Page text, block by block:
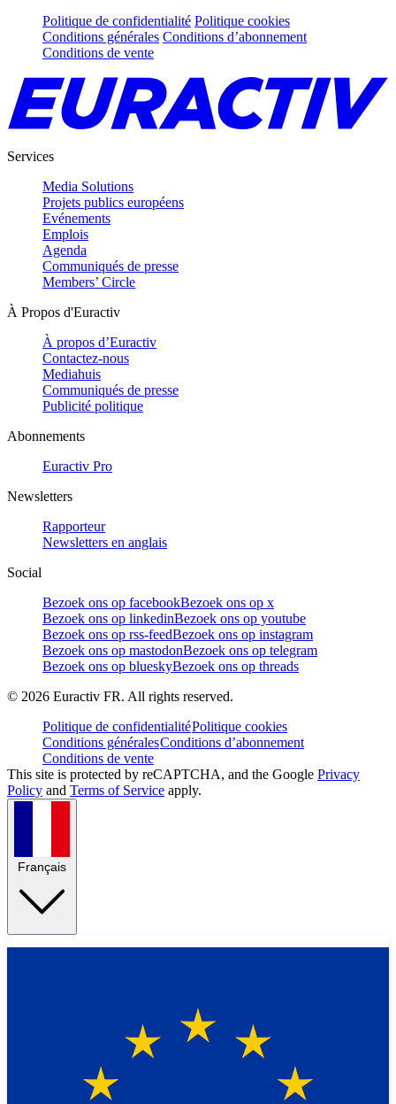
Politique de confidentialité Politique cookies
Conditions générales Conditions d’abonnement
Conditions de vente
Services
Media Solutions
Projets publics européens
Evénements
Emplois
Agenda
Communiqués de presse
Members’ Circle
À Propos d'Euractiv
À propos d’Euractiv
Contactez-nous
Mediahuis
Communiqués de presse
Publicité politique
Abonnements
Euractiv Pro
Newsletters
Rapporteur
Newsletters en anglais
Social
Bezoek ons op facebookBezoek ons op x
Bezoek ons op linkedinBezoek ons op youtube
Bezoek ons op rss-feedBezoek ons op instagram
Bezoek ons op mastodonBezoek ons op telegram
Bezoek ons op blueskyBezoek ons op threads
© 2026 Euractiv FR. All rights reserved.
Politique de confidentialitéPolitique cookies
Conditions généralesConditions d’abonnement
Conditions de vente
This site is protected by reCAPTCHA, and the Google Privacy
Policy and Terms of Service apply.
Français